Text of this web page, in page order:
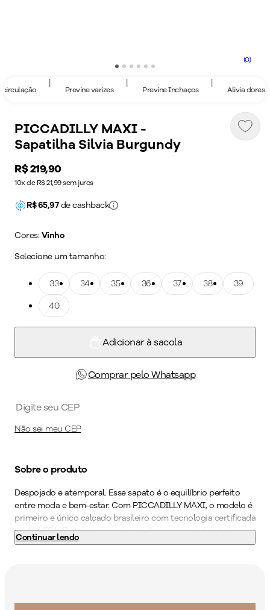
(0)
Previne varizes
Previne Inchaços
Alivia dores
PICCADILLY MAXI -
Sapatilha Silvia Burgundy
Price:
R$ 219,90
10x de R$ 21,99 sem juros
R$65,97de cashback
Cores: Vinho
Selecione um tamanho:
Tamanho: 33
33Tamanho: 34
34Tamanho: 35
35Tamanho: 36
36Tamanho: 37
37Tamanho: 38
38Tamanho: 39
39
Tamanho: 40
40
Adicionar à sacola
Comprar pelo Whatsapp
Não sei meu CEP
Sobre o produto
Despojado e atemporal. Esse sapato é o equilíbrio perfeito
entre moda e bem-estar. Com PICCADILLY MAXI, o modelo é
primeiro e único calçado brasileiro com tecnologia certificada
na ANVISA. Ele ainda possui palmilha super-estabilidade,
acabamento superconforto, forro superfofinho, espuma
Continuar lendo